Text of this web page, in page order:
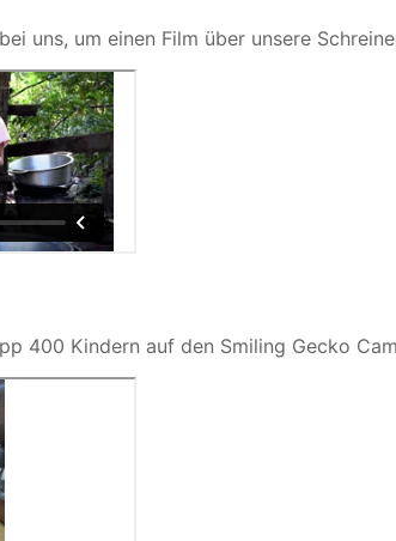
uns, um einen Film über unsere
400 Kindern auf den Smiling Gecko